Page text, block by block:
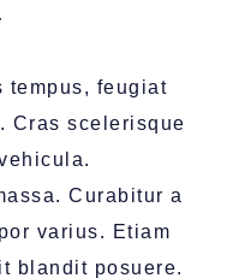
tempus, feugiat
Cras scelerisque
Curabitur a
varius. Etiam
blandit posuere.